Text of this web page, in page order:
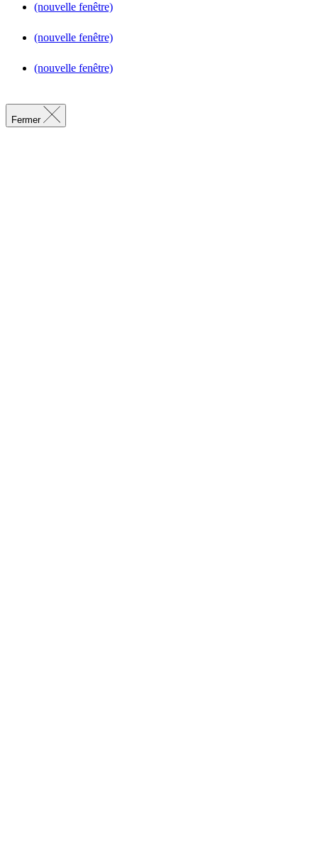
(nouvelle fenêtre)
(nouvelle fenêtre)
(nouvelle fenêtre)
Fermer